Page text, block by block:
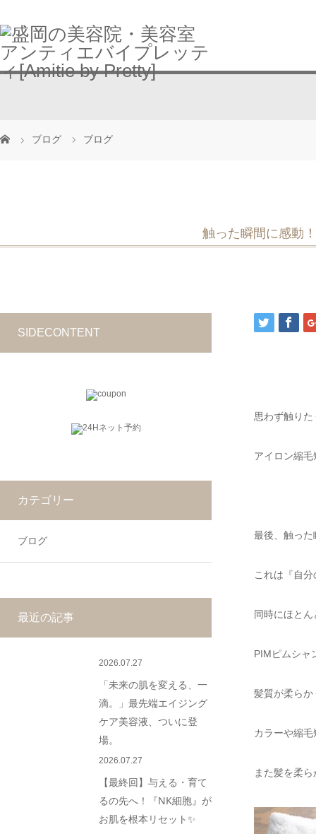
ブログ ブログ
触った瞬間に感動
思わず触り
アイロン縮
最後、触っ
これは『自
同時にほと
PIMピムシャ
髪質が柔ら
カラーや縮
また髪を柔
SIDECONTENT
カテゴリー
ブログ
最近の記事
2026.07.27
「未来の肌を変える、一
滴。」最先端エイジング
ケア美容液、ついに登
場。
2026.07.27
【最終回】与える・育て
るの先へ！『NK細胞』が
お肌を根本リセット✨